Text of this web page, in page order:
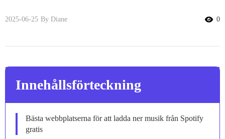
2025-06-25 By Diane 0
Innehållsförteckning
Bästa webbplatserna för att ladda ner musik från Spotify
gratis